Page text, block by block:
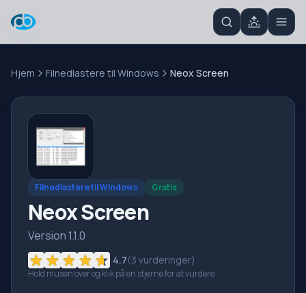
Hjem Filnedlastere til Windows Neox Screen
Filnedlastere til Windows Gratis
Neox Screen
Version 1.1.0
4.7(3 vurderinger)
Hold musen over og klik på en stjerne for at vurdere